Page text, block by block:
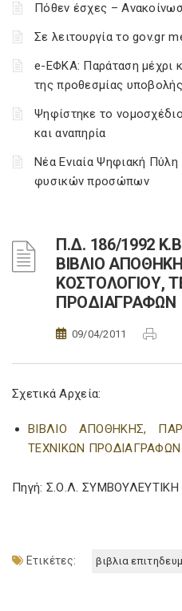
Πόθεν έσχες –
Σε λειτουργία το gov.gr
e-ΕΦΚΑ: Παράταση μέχρι
της προθεσμίας
Ψηφίστηκε το
και αναπηρία
Νέα Ενιαία Ψηφιακή
φυσικών προσώπων
Π.Δ. 186/1992
ΒΙΒΛΙΟ
ΚΟΣΤΟΛΟΓΙΟΥ,
ΠΡΟΔΙΑΓΡΑΦΩΝ
09/04/2011
Σχετικά Αρχεία:
ΒΙΒΛΙΟ ΑΠΟΘΗΚΗΣ,
ΤΕΧΝΙΚΩΝ ΠΡΟΔΙΑΓΡΑΦΩΝ
Πηγή: Σ.Ο.Λ. ΣΥΜΒΟΥΛΕΥΤΙΚΗ
Ετικέτες: βιβλια